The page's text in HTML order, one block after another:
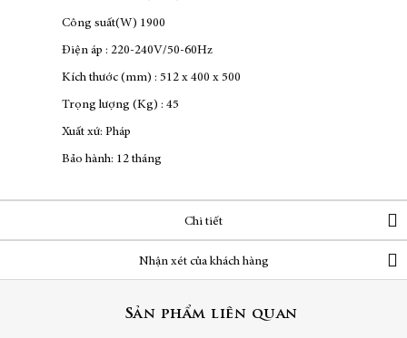
Công suất(W) 1900
Điện áp : 220-240V/50-60Hz
Kích thước (mm) : 512 x 400 x 500
Trọng lượng (Kg) : 45
Xuất xứ: Pháp
Bảo hành: 12 tháng
Chi tiết
Nhận xét của khách hàng
Sản phẩm liên quan